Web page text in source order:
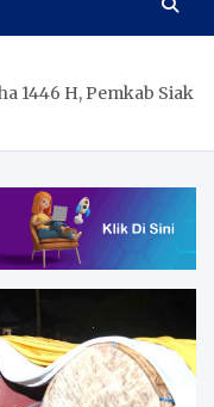
1446 H, Pemkab Siak